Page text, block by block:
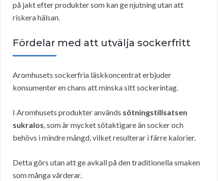
på jakt efter produkter som kan ge njutning utan att
riskera hälsan.
Fördelar med att utvälja sockerfritt
Aromhusets sockerfria läskkoncentrat erbjuder
konsumenter en chans att minska sitt sockerintag.
I Aromhusets produkter används sötningstillsatsen
sukralos, som är mycket sötaktigare än socker och
behövs i mindre mängd, vilket resulterar i färre kalorier.
Detta görs utan att ge avkall på den traditionella smaken
som många värderar.